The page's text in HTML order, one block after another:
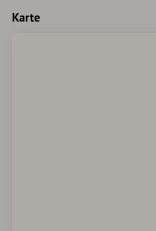
Karte